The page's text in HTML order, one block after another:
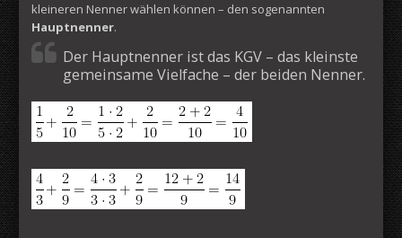
kleineren Nenner wählen können – den sogenannten
Hauptnenner.
Der Hauptnenner ist das KGV – das kleinste
gemeinsame Vielfache – der beiden Nenner.